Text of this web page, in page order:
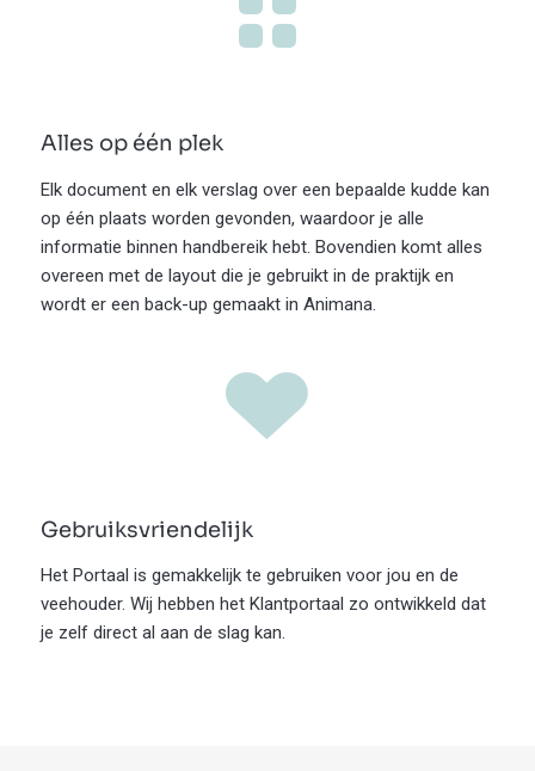
Alles op één plek
Elk document en elk verslag over een bepaalde kudde kan
op één plaats worden gevonden, waardoor je alle
informatie binnen handbereik hebt. Bovendien komt alles
overeen met de layout die je gebruikt in de praktijk en
wordt er een back-up gemaakt in Animana.
Gebruiksvriendelijk
Het Portaal is gemakkelijk te gebruiken voor jou en de
veehouder. Wij hebben het Klantportaal zo ontwikkeld dat
je zelf direct al aan de slag kan.